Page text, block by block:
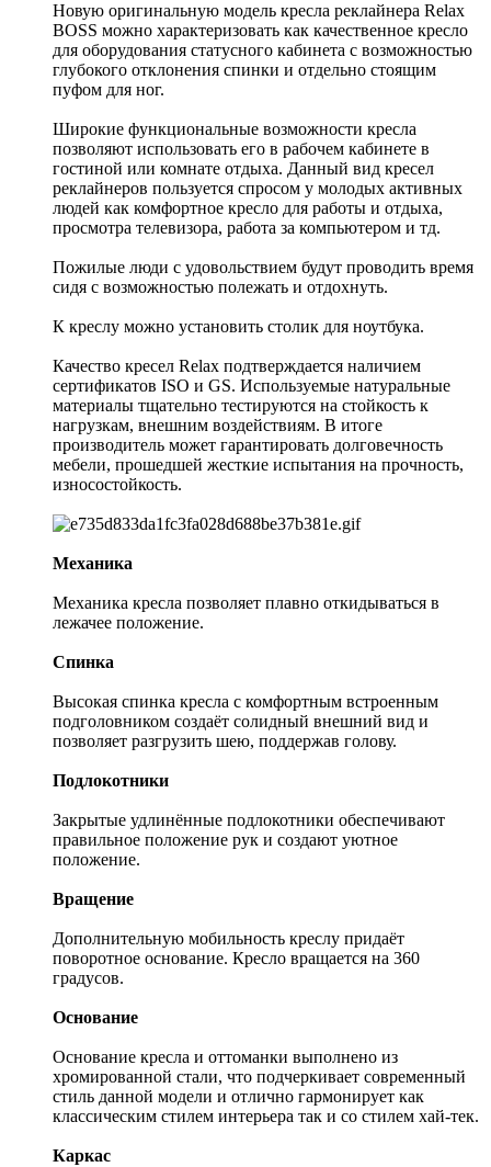
Новую оригинальную модель кресла реклайнера Relax
BOSS можно характеризовать как качественное кресло
для оборудования статусного кабинета с возможностью
глубокого отклонения спинки и отдельно стоящим
пуфом для ног.
Широкие функциональные возможности кресла
позволяют использовать его в рабочем кабинете в
гостиной или комнате отдыха. Данный вид кресел
реклайнеров пользуется спросом у молодых активных
людей как комфортное кресло для работы и отдыха,
просмотра телевизора, работа за компьютером и тд.
Пожилые люди с удовольствием будут проводить время
сидя с возможностью полежать и отдохнуть.
К креслу можно установить столик для ноутбука.
Качество кресел Relax подтверждается наличием
сертификатов ISO и GS. Используемые натуральные
материалы тщательно тестируются на стойкость к
нагрузкам, внешним воздействиям. В итоге
производитель может гарантировать долговечность
мебели, прошедшей жесткие испытания на прочность,
износостойкость.
Механика
Механика кресла позволяет плавно откидываться в
лежачее положение.
Спинка
Высокая спинка кресла с комфортным встроенным
подголовником создаёт солидный внешний вид и
позволяет разгрузить шею, поддержав голову.
Подлокотники
Закрытые удлинённые подлокотники обеспечивают
правильное положение рук и создают уютное
положение.
Вращение
Дополнительную мобильность креслу придаёт
поворотное основание. Кресло вращается на 360
градусов.
Основание
Основание кресла и оттоманки выполнено из
хромированной стали, что подчеркивает современный
стиль данной модели и отлично гармонирует как
классическим стилем интерьера так и со стилем хай-тек.
Каркас